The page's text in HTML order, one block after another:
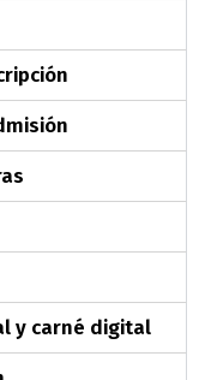
y carné digital